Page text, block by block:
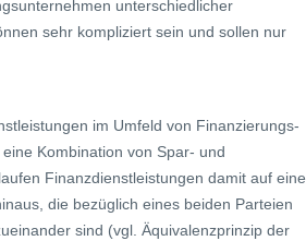
unterschiedlicher
sehr kompliziert sein und sollen nur
im Umfeld von Finanzierungs-
Kombination von Spar- und
Finanzdienstleistungen damit auf eine
die bezüglich eines beiden Parteien
sind (vgl. Äquivalenzprinzip der